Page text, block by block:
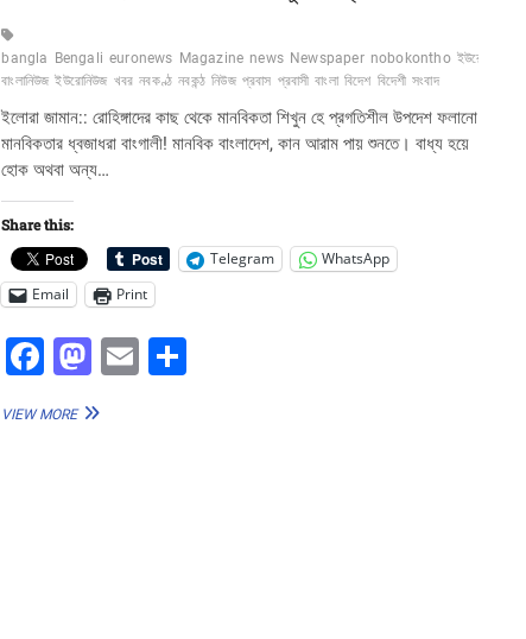
bangla Bengali euronews Magazine news Newspaper nobokontho ইউরো-
বাংলানিউজ ইউরোনিউজ খবর নবকণ্ঠ নবকন্ঠ নিউজ প্রবাস প্রবাসী বাংলা বিদেশ বিদেশী সংবাদ
ইলোরা জামান:: রোহিঙ্গাদের কাছ থেকে মানবিকতা শিখুন হে প্রগতিশীল উপদেশ ফলানো
মানবিকতার ধ্বজাধরা বাংগালী! মানবিক বাংলাদেশ, কান আরাম পায় শুনতে। বাধ্য হয়ে
হোক অথবা অন্য…
Share this:
Telegram
WhatsApp
Email
Print
F
c
M
st
E
VIEW MOREরোহিঙ্গাদের